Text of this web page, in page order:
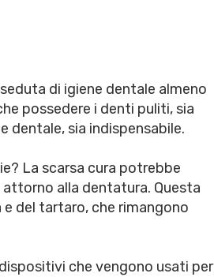
di igiene dentale almeno
possedere i denti puliti, sia
dentale, sia indispensabile.
La scarsa cura potrebbe
attorno alla dentatura. Questa
del tartaro, che rimangono
che vengono usati per